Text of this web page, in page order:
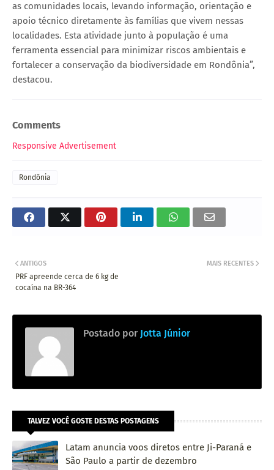
as comunidades locais, levando informação, orientação e
apoio técnico diretamente às famílias que vivem nessas
localidades. Esta atividade junto à população é uma
ferramenta essencial para minimizar riscos ambientais e
fortalecer a conservação da biodiversidade em Rondônia”,
destacou.
Comments
Responsive Advertisement
Rondônia
MAIS RECENTES
ANTIGOS
PRF apreende cerca de 6 kg de
cocaína na BR-364
Postado por Jotta Júnior
TALVEZ VOCÊ GOSTE DESTAS POSTAGENS
Latam anuncia voos diretos entre Ji-Paraná e
São Paulo a partir de dezembro